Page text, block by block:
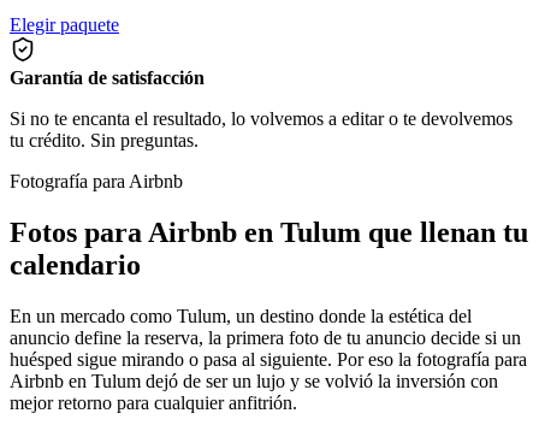
Elegir paquete
Garantía de satisfacción
Si no te encanta el resultado, lo volvemos a editar o te devolvemos
tu crédito. Sin preguntas.
Fotografía para Airbnb
Fotos para Airbnb en Tulum que llenan tu
calendario
En un mercado como Tulum, un destino donde la estética del
anuncio define la reserva, la primera foto de tu anuncio decide si un
huésped sigue mirando o pasa al siguiente. Por eso la fotografía para
Airbnb en Tulum dejó de ser un lujo y se volvió la inversión con
mejor retorno para cualquier anfitrión.